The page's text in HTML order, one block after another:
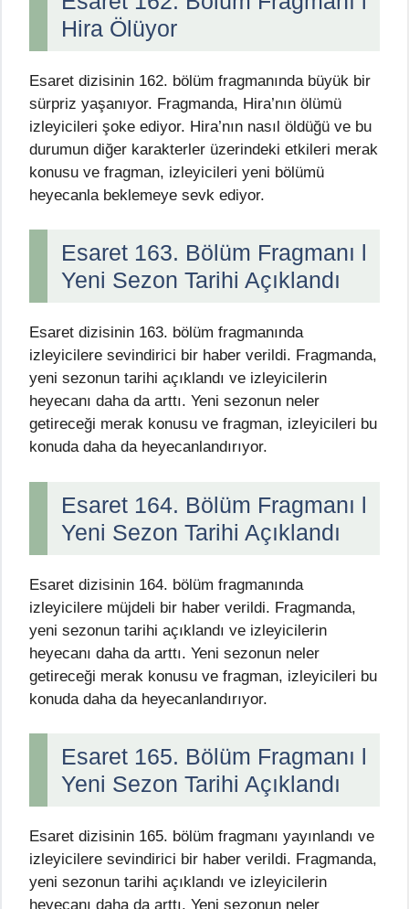
Hira Ölüyor
Esaret dizisinin 162. bölüm fragmanında büyük bir
sürpriz yaşanıyor. Fragmanda, Hira’nın ölümü
izleyicileri şoke ediyor. Hira’nın nasıl öldüğü ve bu
durumun diğer karakterler üzerindeki etkileri merak
konusu ve fragman, izleyicileri yeni bölümü
heyecanla beklemeye sevk ediyor.
Esaret 163. Bölüm Fragmanı l
Yeni Sezon Tarihi Açıklandı
Esaret dizisinin 163. bölüm fragmanında
izleyicilere sevindirici bir haber verildi. Fragmanda,
yeni sezonun tarihi açıklandı ve izleyicilerin
heyecanı daha da arttı. Yeni sezonun neler
getireceği merak konusu ve fragman, izleyicileri bu
konuda daha da heyecanlandırıyor.
Esaret 164. Bölüm Fragmanı l
Yeni Sezon Tarihi Açıklandı
Esaret dizisinin 164. bölüm fragmanında
izleyicilere müjdeli bir haber verildi. Fragmanda,
yeni sezonun tarihi açıklandı ve izleyicilerin
heyecanı daha da arttı. Yeni sezonun neler
getireceği merak konusu ve fragman, izleyicileri bu
konuda daha da heyecanlandırıyor.
Esaret 165. Bölüm Fragmanı l
Yeni Sezon Tarihi Açıklandı
Esaret dizisinin 165. bölüm fragmanı yayınlandı ve
izleyicilere sevindirici bir haber verildi. Fragmanda,
yeni sezonun tarihi açıklandı ve izleyicilerin
heyecanı daha da arttı. Yeni sezonun neler